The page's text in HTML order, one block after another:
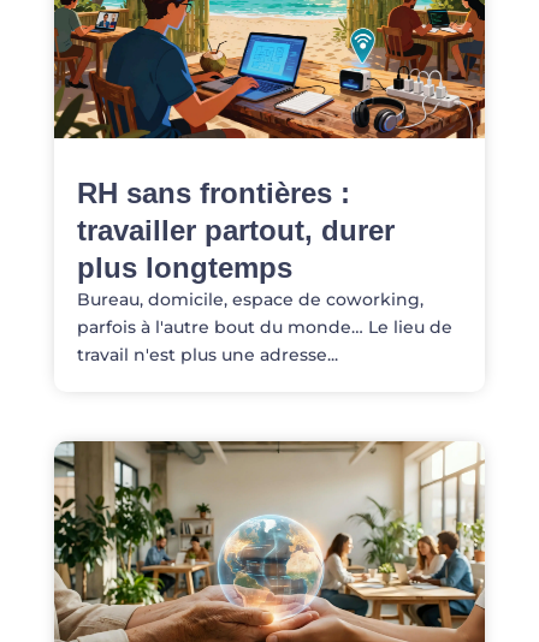
RH sans frontières :
travailler partout, durer
plus longtemps
Bureau, domicile, espace de coworking,
parfois à l'autre bout du monde… Le lieu de
travail n'est plus une adresse...